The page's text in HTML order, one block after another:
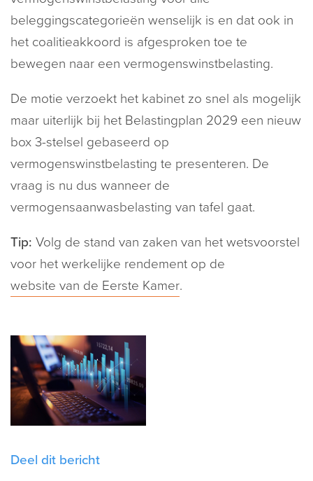
beleggingscategorieën wenselijk is en dat ook in
het coalitieakkoord is afgesproken toe te
bewegen naar een vermogenswinstbelasting.
De motie verzoekt het kabinet zo snel als mogelijk
maar uiterlijk bij het Belastingplan 2029 een nieuw
box 3-stelsel gebaseerd op
vermogenswinstbelasting te presenteren. De
vraag is nu dus wanneer de
vermogensaanwasbelasting van tafel gaat.
Tip: Volg de stand van zaken van het wetsvoorstel
voor het werkelijke rendement op de
website van de Eerste Kamer.
Deel dit bericht